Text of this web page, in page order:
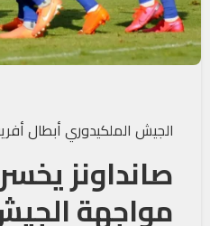
الجيش الملكيدوري أبطال
صانداونز
مواجهة